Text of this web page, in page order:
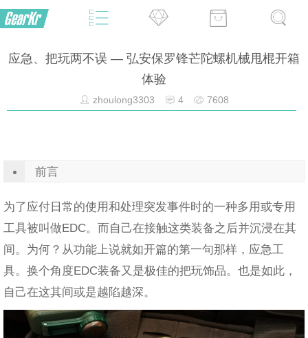
应急、把玩两不误 — 弘安保罗锋芒陀螺机械甩棍开箱
体验
zhoulong3303 4 7608
前言
为了应付日常的使用和处理突发事件时的一种多用或专用
工具被叫做EDC。而自己在接触这类装备之后并沉浸在其
间。为何？从功能上说就如开篇的第一句那样，应急工
具。换个角度EDC装备又是极佳的把玩饰品。也是如此，
自己在这其间或是越陷越深。